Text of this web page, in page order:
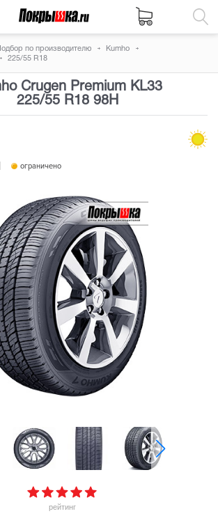
Подбор по производителю
Kumho
225/55 R18
Crugen Premium KL33
225/55 R18 98H
рейтинг
ограничено